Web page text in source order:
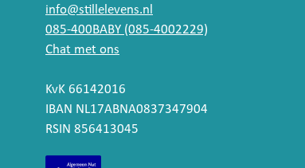
info@stillelevens.nl
085-400BABY (085-4002229)
Chat met ons
KvK 66142016
IBAN NL17ABNA0837347904
RSIN 856413045